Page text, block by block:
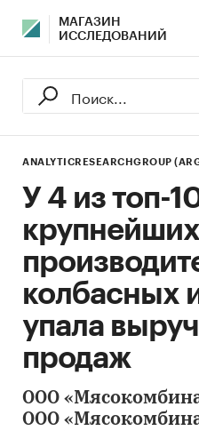
МАГАЗИН
ИССЛЕДОВАНИЙ
ANALYTICRESEARCHGROUP
У 4 из топ-
крупнейших
колбасных
упала
продаж
ООО
ООО